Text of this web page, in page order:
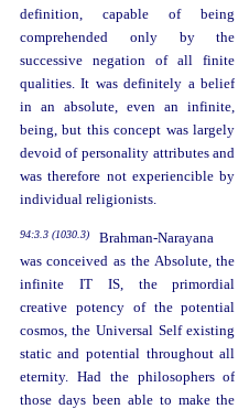
definition, capable of being
comprehended only by the
successive negation of all finite
qualities. It was definitely a belief
in an absolute, even an infinite,
being, but this concept was largely
devoid of personality attributes and
was therefore not experiencible by
individual religionists.
94:3.3 (1030.3)
Brahman-Narayana
was conceived as the Absolute, the
infinite IT IS, the primordial
creative potency of the potential
cosmos, the Universal Self existing
static and potential throughout all
eternity. Had the philosophers of
those days been able to make the